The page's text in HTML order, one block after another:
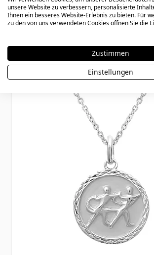
2784
49,90 €
unsere Website zu verbessern, personalisierte
Ihnen ein besseres Website-Erlebnis zu bieten. Für
zu den von uns verwendeten Cookies öffnen Sie die
Zustimmen
Einstellungen